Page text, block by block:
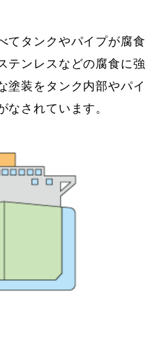
てタンクやパイプが腐食
テンレスなどの腐食に強
塗装をタンク内部やパイ
なされています。